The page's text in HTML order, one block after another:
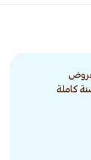
كاملة